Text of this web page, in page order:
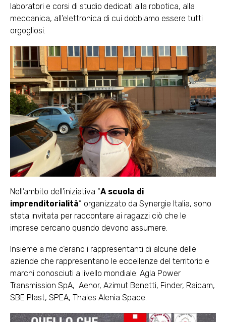
laboratori e corsi di studio dedicati alla robotica, alla
meccanica, all’elettronica di cui dobbiamo essere tutti
orgogliosi.
Nell’ambito dell’iniziativa “A scuola di
imprenditorialità” organizzato da Synergie Italia, sono
stata invitata per raccontare ai ragazzi ciò che le
imprese cercano quando devono assumere.
Insieme a me c’erano i rappresentanti di alcune delle
aziende che rappresentano le eccellenze del territorio e
marchi conosciuti a livello mondiale: Agla Power
Transmission SpA, Aenor, Azimut Benetti, Finder, Raicam,
SBE Plast, SPEA, Thales Alenia Space.